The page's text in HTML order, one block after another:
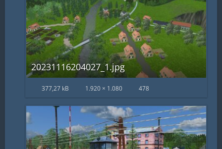
20231116204027_1.jpg
377,27 kB 1.920 × 1.080 478